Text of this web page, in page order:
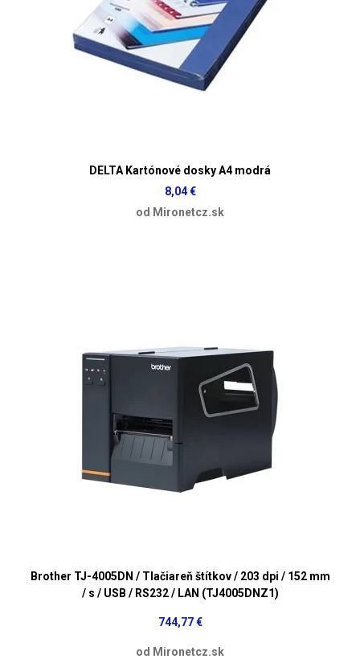
DELTA Kartónové dosky A4 modrá
8,04 €
od Mironetcz.sk
Brother TJ-4005DN / Tlačiareň štítkov / 203 dpi / 152 mm
/ s / USB / RS232 / LAN (TJ4005DNZ1)
744,77 €
od Mironetcz.sk